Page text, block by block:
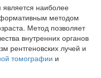
наиболее
методом
Метод позволяет
внутренних органов
рентгеновских лучей и
томографии и